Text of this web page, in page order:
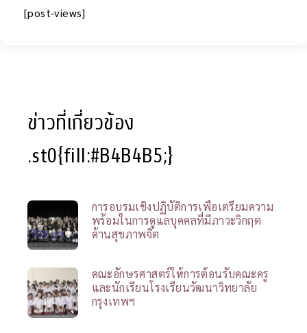
[post-views]
ข่าวที่เกี่ยวข้อง
.st0{fill:#B4B4B5;}
การอบรมเชิงปฏิบัติการเพื่อเตรียมความ
พร้อมในการดูแลบุคคลที่มีภาวะวิกฤต
ด้านสุขภาพจิต
คณะอักษรศาสตร์ให้การต้อนรับคณะครู
และนักเรียนโรงเรียนวัฒนาวิทยาลัย
กรุงเทพฯ